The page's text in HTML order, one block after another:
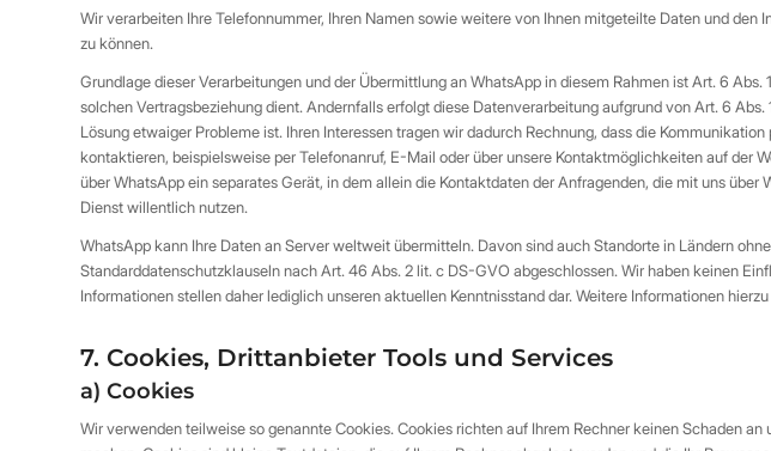
Wir verarbeiten Ihre Telefonnummer, Ihren Namen sowie weitere von Ihnen mitgeteilte Daten und
zu können.
Grundlage dieser Verarbeitungen und der Übermittlung an WhatsApp in diesem Rahmen ist Art. 6
solchen Vertragsbeziehung dient. Andernfalls erfolgt diese Datenverarbeitung aufgrund von Art. 6
Lösung etwaiger Probleme ist. Ihren Interessen tragen wir dadurch Rechnung, dass die
kontaktieren, beispielsweise per Telefonanruf, E-Mail oder über unsere Kontaktmöglichkeiten auf
über WhatsApp ein separates Gerät, in dem allein die Kontaktdaten der Anfragenden, die mit uns
Dienst willentlich nutzen.
WhatsApp kann Ihre Daten an Server weltweit übermitteln. Davon sind auch Standorte in Ländern
Standarddatenschutzklauseln nach Art. 46 Abs. 2 lit. c DS-GVO abgeschlossen. Wir haben keinen
Informationen stellen daher lediglich unseren aktuellen Kenntnisstand dar. Weitere Informationen
7. Cookies, Drittanbieter Tools und Services
a) Cookies
Wir verwenden teilweise so genannte Cookies. Cookies richten auf Ihrem Rechner keinen Schaden